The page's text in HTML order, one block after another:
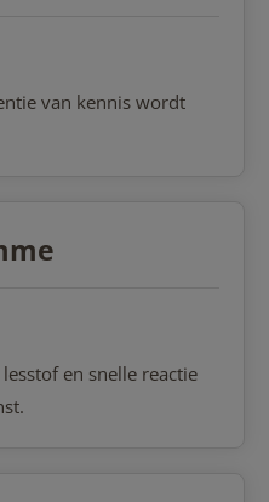
van kennis wordt
en snelle reactie